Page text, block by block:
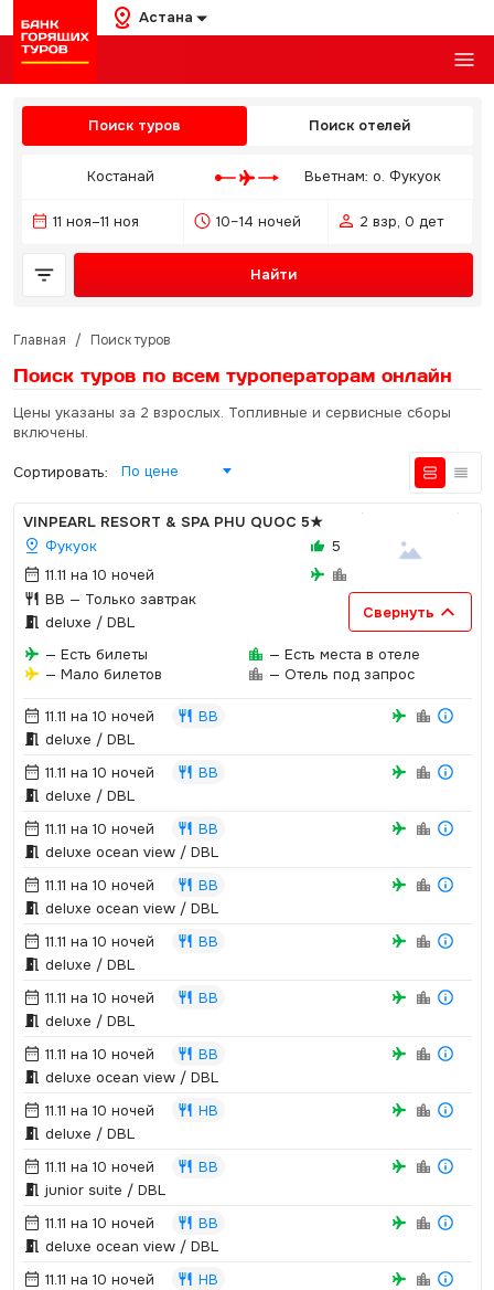
Астана
Поиск туров Поиск отелей
Костанай Вьетнам: о. Фукуок
11 ноя–11 ноя 10–14 ночей 2 взр, 0 дет
Найти
Главная / Поиск туров
Поиск туров по всем туроператорам онлайн
Цены указаны за 2 взрослых. Топливные и сервисные сборы
включены.
Сортировать: По цене
VINPEARL RESORT & SPA PHU QUOC 5★
Фукуок
11.11 на 10 ночей
BB — Только завтрак
5
deluxe / DBL
Свернуть
— Есть билеты
— Мало билетов
— Есть места в отеле
— Отель под запрос
11.11 на 10 ночей
BB
deluxe / DBL
11.11 на 10 ночей
BB
deluxe / DBL
11.11 на 10 ночей
BB
deluxe ocean view / DBL
11.11 на 10 ночей
BB
deluxe ocean view / DBL
11.11 на 10 ночей
BB
deluxe / DBL
11.11 на 10 ночей
BB
deluxe / DBL
11.11 на 10 ночей
BB
deluxe ocean view / DBL
11.11 на 10 ночей
HB
deluxe / DBL
11.11 на 10 ночей
BB
junior suite / DBL
11.11 на 10 ночей
BB
deluxe ocean view / DBL
11.11 на 10 ночей
HB